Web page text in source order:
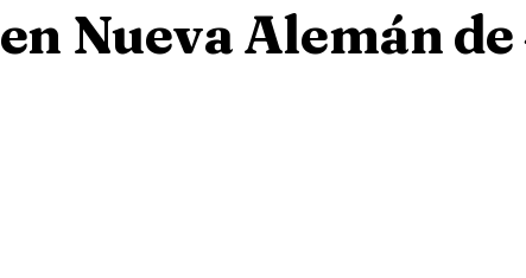
Nueva Alemán